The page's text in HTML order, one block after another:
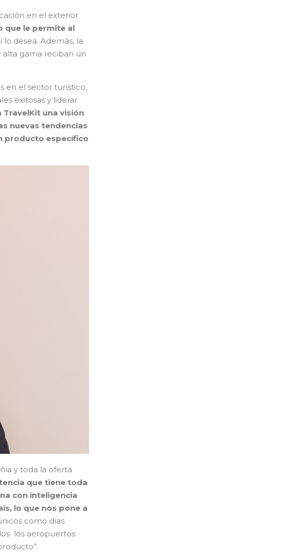
en el exterior
que le permite al
lo desea. Además, la
gama reciban un
en el sector turístico,
exitosas y liderar
TravelKit una visión
nuevas tendencias
producto específico
y toda la oferta
que tiene toda
con inteligencia
lo que nos pone a
como días
los aeropuertos